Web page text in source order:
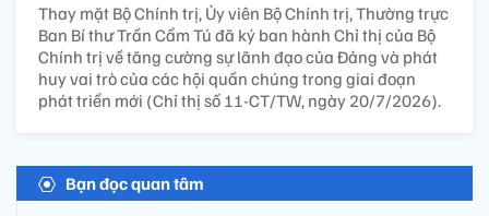
Thay mặt Bộ Chính trị, Ủy viên Bộ Chính trị, Thường trực
Ban Bí thư Trần Cẩm Tú đã ký ban hành Chỉ thị của Bộ
Chính trị về tăng cường sự lãnh đạo của Đảng và phát
huy vai trò của các hội quần chúng trong giai đoạn
phát triển mới (Chỉ thị số 11-CT/TW, ngày 20/7/2026).
Bạn đọc quan tâm